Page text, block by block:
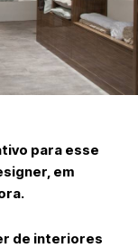
para esse
em
de interiores